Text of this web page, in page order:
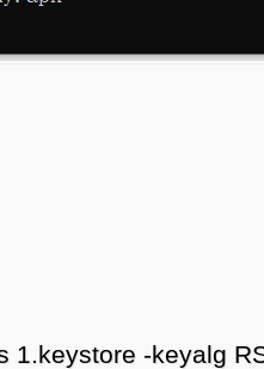
1.keystore -keyalg